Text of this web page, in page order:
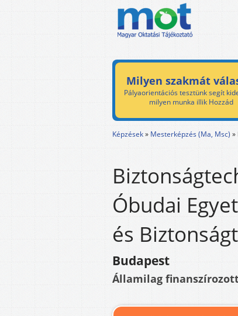
Milyen szakmát
Pályaorientációs tesztünk segít
milyen munka illik Hozzád
Képzések» Mesterképzés (Ma, Msc) »
Óbudai
és
Budapest
Államilag